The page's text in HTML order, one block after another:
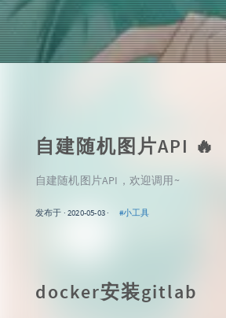
自建随机图片API 🔥
自建随机图片API，欢迎调用~
发布于 · 2020-05-03 · #小工具
docker安装gitlab